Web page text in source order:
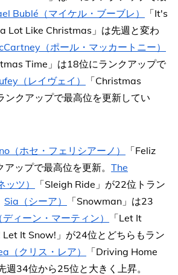
Bublé（マイケル・ブーブレ）
「It's
Lot Like Christmas」は先週と変わ
（ポール・マッカートニー）
Time」は18位にランクアップで
（レイヴェイ）
「Christmas
クアップで最高位を更新してい
（ホセ・フェリシアーノ）
「Feliz
ップで最高位を更新。 The
ツ）
「Sleigh Ride」が22位トラン
Sia（シーア）
「Snowman」は23
ィーン・マーティン）
「Let It
It Snow!」が24位とどちらもラン
（クリス・レア）
「Driving Home
34位から25位と大きく上昇。